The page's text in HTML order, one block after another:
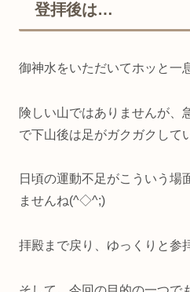
登拝後は…
御神水をいただいてホッと一
険しい山ではありませんが、
で下山後は足がガクガクして
日頃の運動不足がこういう場
ませんね(^◇^;)
拝殿まで戻り、ゆっくりと参